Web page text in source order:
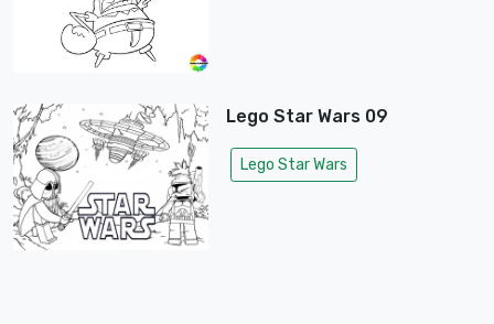
Lego Star Wars 09
Lego Star Wars